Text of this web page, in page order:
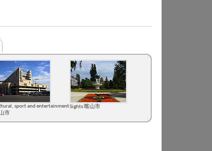
sport and entertainment
市
Sights 喀山市